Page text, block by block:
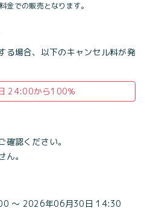
での販売となります。
る場合、以下のキャンセル料が発
24:00から100％
確認ください。
。
〜 2026年06月30日 14:30